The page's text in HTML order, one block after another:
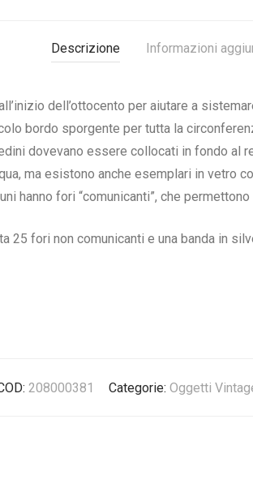
Descrizione Informazioni
dell’ottocento per aiutare a
bordo sporgente per tutta la
dovevano essere collocati in fondo al
ma esistono anche esemplari in vetro
hanno fori “comunicanti”, che
25 fori non comunicanti e una banda in
208000381 Categorie: Oggetti